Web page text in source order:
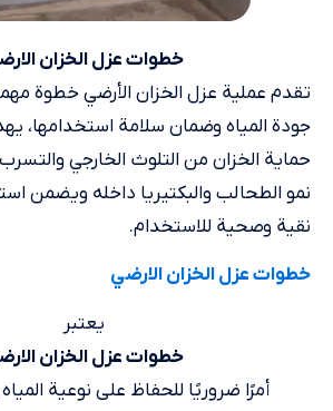
خطوات عزل الخزان
تقدم عملية عزل الخزان الأرضي خطوة
جودة المياه وضمان سلامة استخدامها،
حماية الخزان من التلوث الخارجي
نمو الطحالب والبكتيريا داخله ويضمن
نقية وصحية للاستخدام.
خطوات عزل الخزان الارضي
يعتبر
خطوات عزل الخزان
أمرًا ضروريًا للحفاظ على نوعية